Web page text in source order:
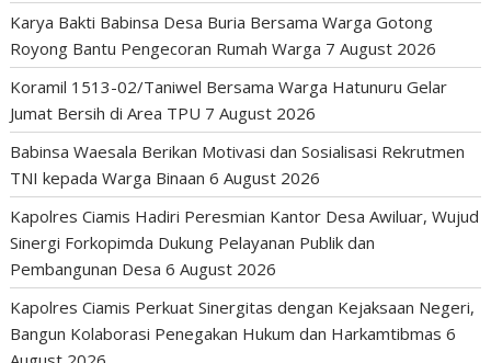
Karya Bakti Babinsa Desa Buria Bersama Warga Gotong
Royong Bantu Pengecoran Rumah Warga 7 August 2026
Koramil 1513-02/Taniwel Bersama Warga Hatunuru Gelar
Jumat Bersih di Area TPU 7 August 2026
Babinsa Waesala Berikan Motivasi dan Sosialisasi Rekrutmen
TNI kepada Warga Binaan 6 August 2026
Kapolres Ciamis Hadiri Peresmian Kantor Desa Awiluar, Wujud
Sinergi Forkopimda Dukung Pelayanan Publik dan
Pembangunan Desa 6 August 2026
Kapolres Ciamis Perkuat Sinergitas dengan Kejaksaan Negeri,
Bangun Kolaborasi Penegakan Hukum dan Harkamtibmas 6